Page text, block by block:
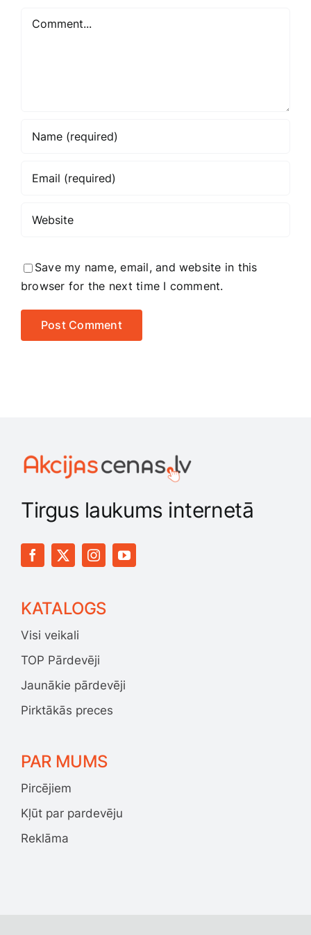
Comment
Save my name, email, and website in this
browser for the next time I comment.
Tirgus laukums internetā
KATALOGS
Visi veikali
TOP Pārdevēji
Jaunākie pārdevēji
Pirktākās preces
PAR MUMS
Pircējiem
Kļūt par pardevēju
Reklāma